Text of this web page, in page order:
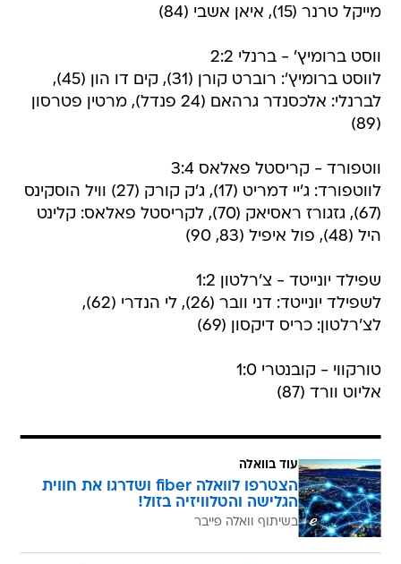
מייקל טרנר (15), איאן אשבי (84)
ווסט ברומיץ' - ברנלי 2:2
לווסט ברומיץ': רוברט קורן (31), קים דו הון (45),
לברנלי: אלכסנדר גרהאם (24 פנדל), מרטין פטרסון
(89)
ווטפורד - קריסטל פאלאס 3:4
לווטפורד: ג'יי דמריט (17), ג'ק קורק (27) וויל הוסקינס
(67), גזגורז ראסיאק (70), לקריסטל פאלאס: קלינט
היל (48), פול איפיל (83, 90)
שפילד יונייטד - צ'רלטון 1:2
לשפילד יונייטד: דני וובר (26), לי הנדרי (62),
לצ'רלטון: כריס דיקסון (69)
טורקווי - קובנטרי 1:0
אליוט וורד (87)
עוד בוואלה
הצטרפו לוואלה fiber ושדרגו את חווית
הגלישה והטלוויזיה בזול!
בשיתוף וואלה פייבר